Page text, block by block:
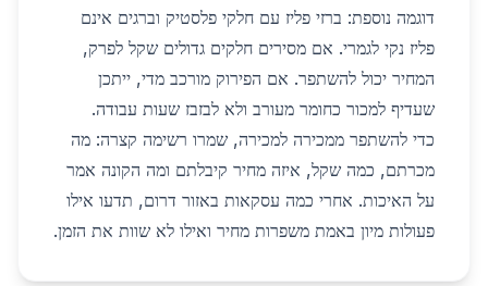
דוגמה נוספת: ברזי פליז עם חלקי פלסטיק וברגים אינם
פליז נקי לגמרי. אם מסירים חלקים גדולים שקל לפרק,
המחיר יכול להשתפר. אם הפירוק מורכב מדי, ייתכן
שעדיף למכור כחומר מעורב ולא לבזבז שעות עבודה.
כדי להשתפר ממכירה למכירה, שמרו רשימה קצרה: מה
מכרתם, כמה שקל, איזה מחיר קיבלתם ומה הקונה אמר
על האיכות. אחרי כמה עסקאות באזור דרום, תדעו אילו
פעולות מיון באמת משפרות מחיר ואילו לא שוות את הזמן.